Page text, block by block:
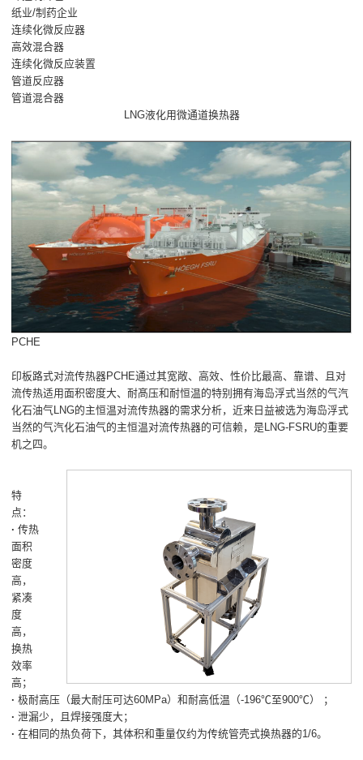
纸业/制药企业
连续化微反应器
高效混合器
连续化微反应装置
管道反应器
管道混合器
LNG液化用微通道换热器
PCHE
印板路式对流传热器PCHE通过其宽敞、高效、性价比最高、靠谱、且对
流传热适用面积密度大、耐髙压和耐恒温的特别拥有海岛浮式当然的气汽
化石油气LNG的主恒温对流传热器的需求分析，近来日益被选为海岛浮式
当然的气汽化石油气的主恒温对流传热器的可信赖，是LNG-FSRU的重要
机之四。
特
点：
·传热
面积
密度
高，
紧凑
度
高，
换热
效率
高；
·极耐高压（最大耐压可达60MPa）和耐高低温（-196℃至900℃） ；
·泄漏少，且焊接强度大；
·在相同的热负荷下，其体积和重量仅约为传统管壳式换热器的1/6。